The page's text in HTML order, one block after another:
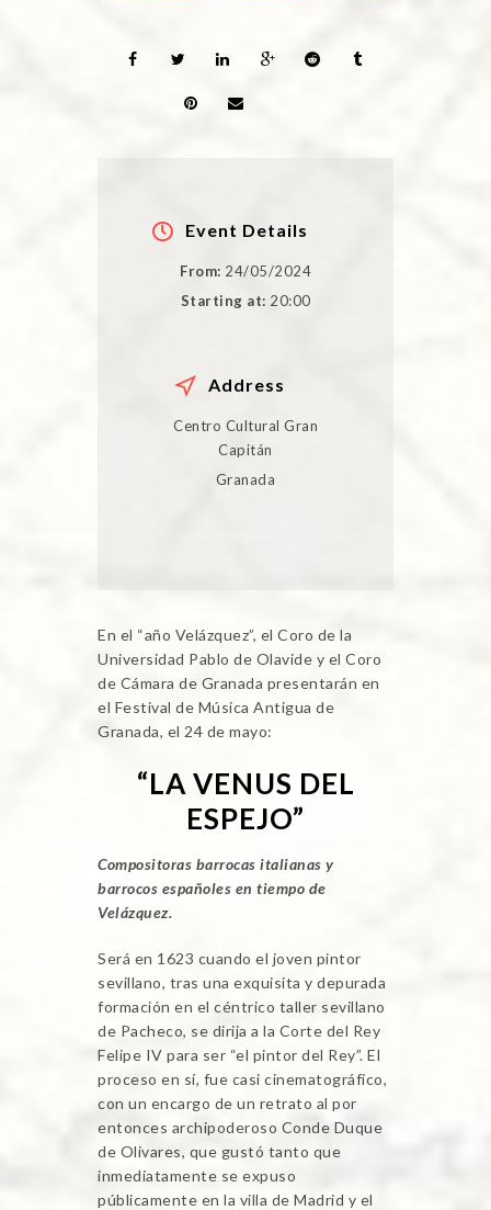
Event Details
From: 24/05/2024
Starting at: 20:00
Address
Centro Cultural Gran
Capitán
Granada
En el “año Velázquez”, el Coro de la
Universidad Pablo de Olavide y el Coro
de Cámara de Granada presentarán en
el Festival de Música Antigua de
Granada, el 24 de mayo:
“LA VENUS DEL
ESPEJO”
Compositoras barrocas italianas y
barrocos españoles en tiempo de
Velázquez.
Será en 1623 cuando el joven pintor
sevillano, tras una exquisita y depurada
formación en el céntrico taller sevillano
de Pacheco, se dirija a la Corte del Rey
Felipe IV para ser “el pintor del Rey”. El
proceso en sí, fue casi cinematográfico,
con un encargo de un retrato al por
entonces archipoderoso Conde Duque
de Olivares, que gustó tanto que
inmediatamente se expuso
públicamente en la villa de Madrid y el